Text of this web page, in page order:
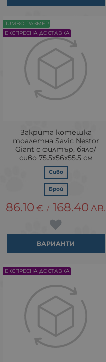
Закрита котешка
тоалетна Savic Nestor
Giant с филтър, бяло/
сиво 75.5х56х55.5 см
Сиво
Брой
86.10 € / 168.40 ЛВ.
ВАРИАНТИ
JUMBO РАЗМЕР
ЕКСПРЕСНА ДОСТАВКА
ЕКСПРЕСНА ДОСТАВКА